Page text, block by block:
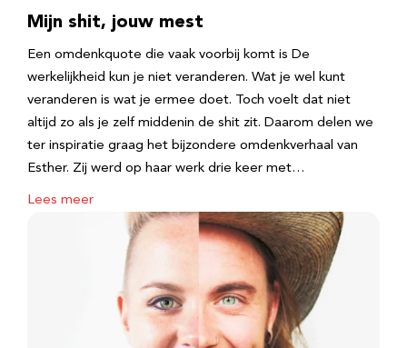
Mijn shit, jouw mest
Een omdenkquote die vaak voorbij komt is De
werkelijkheid kun je niet veranderen. Wat je wel kunt
veranderen is wat je ermee doet. Toch voelt dat niet
altijd zo als je zelf middenin de shit zit. Daarom delen we
ter inspiratie graag het bijzondere omdenkverhaal van
Esther. Zij werd op haar werk drie keer met…
Lees meer